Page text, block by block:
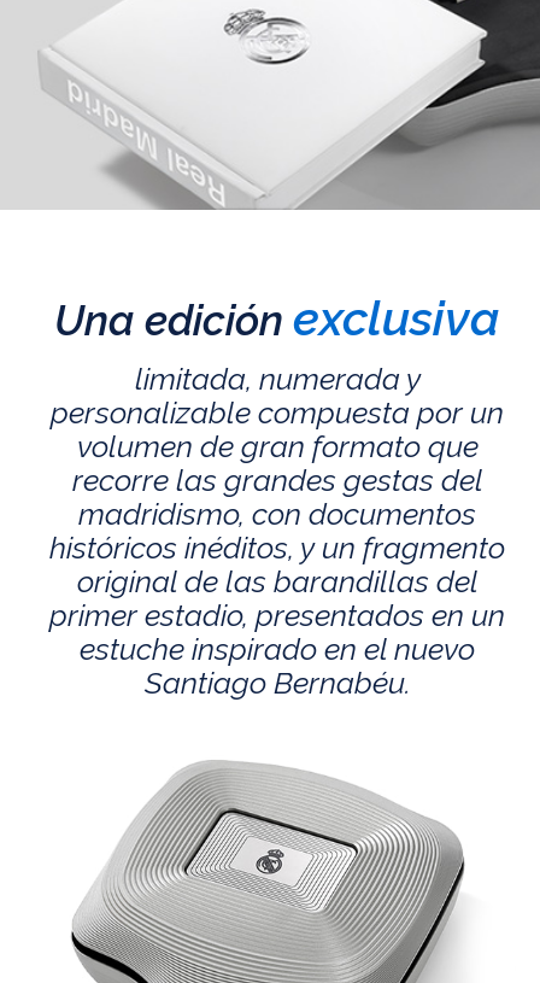
Una edición exclusiva
limitada, numerada y
personalizable compuesta por un
volumen de gran formato que
recorre las grandes gestas del
madridismo, con documentos
históricos inéditos, y un fragmento
original de las barandillas del
primer estadio, presentados en un
estuche inspirado en el nuevo
Santiago Bernabéu.